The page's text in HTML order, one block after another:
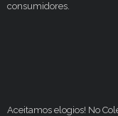
consumidores.
Aceitamos elogios! No